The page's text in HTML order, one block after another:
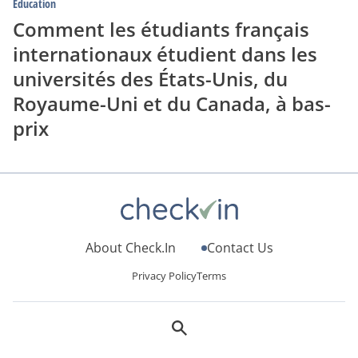
Uni
et
du
Canada,
bas-
prix
Education
Comment les étudiants français
internationaux étudient dans les
universités des États-Unis, du
Royaume-Uni et du Canada, à bas-
prix
About Check.In Contact Us
Privacy PolicyTerms